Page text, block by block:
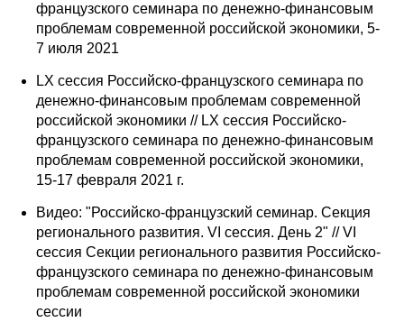
французского семинара по денежно-финансовым
проблемам современной российской экономики, 5-
7 июля 2021
LX сессия Российско-французского семинара по
денежно-финансовым проблемам современной
российской экономики // LX сессия Российско-
французского семинара по денежно-финансовым
проблемам современной российской экономики,
15-17 февраля 2021 г.
Видео: "Российско-французский семинар. Секция
регионального развития. VI cессия. День 2" // VI
cессия Секции регионального развития Российско-
французского семинара по денежно-финансовым
проблемам современной российской экономики
сессии